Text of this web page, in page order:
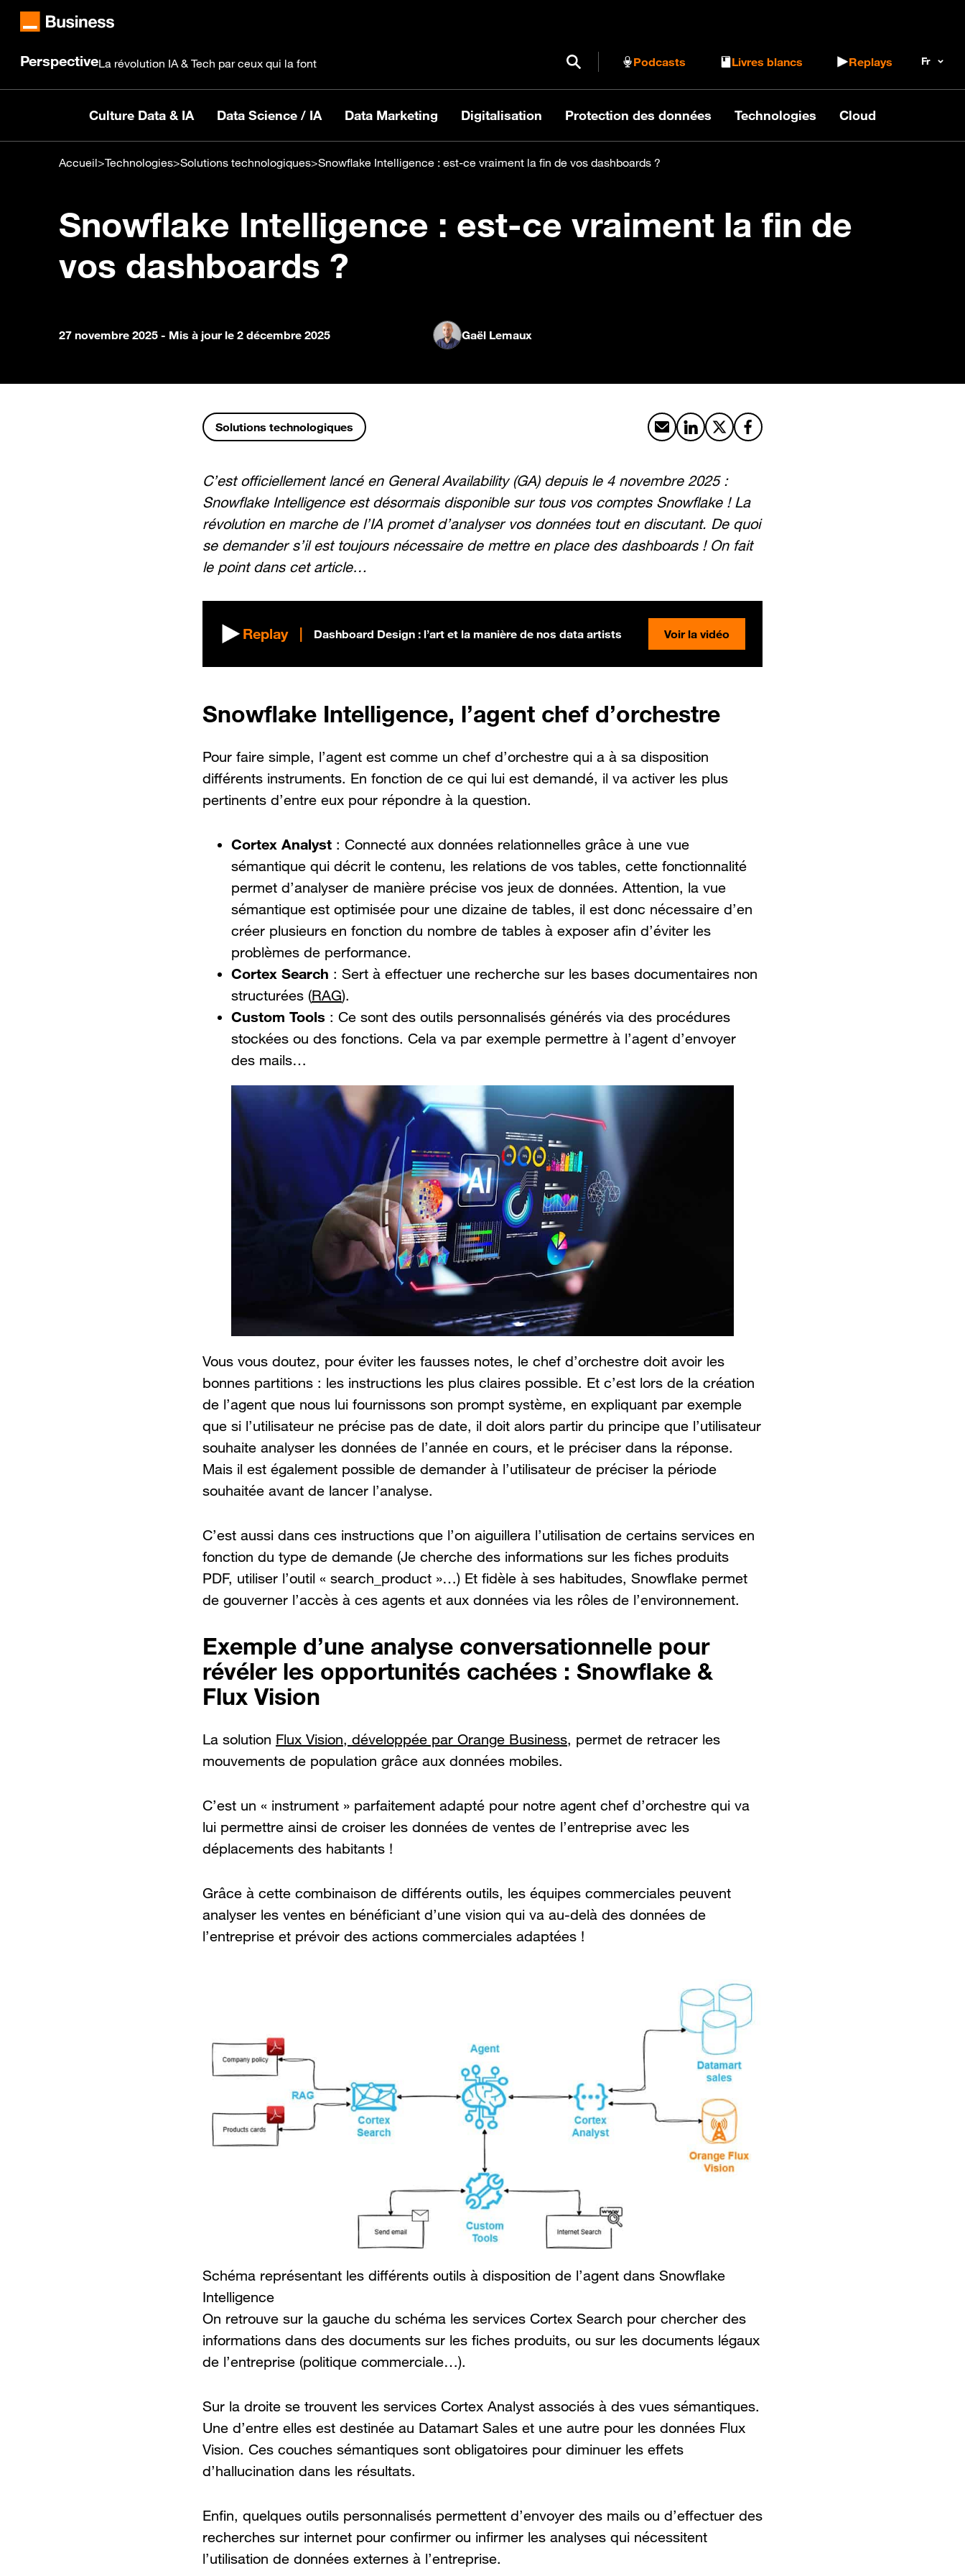
PerspectiveLa révolution IA & Tech par ceux qui la font Ouvrir / Fermer le formulaire de recherche
Podcasts Livres blancs Replays
Culture Data & IA Data Science / IA Data Marketing Digitalisation Protection des données Technologies Cloud
Accueil>Technologies>Solutions technologiques>Snowflake Intelligence : est-ce vraiment la fin de vos dashboards ?
Snowflake Intelligence : est-ce vraiment la fin de
vos dashboards ?
27 novembre 2025 - Mis à jour le 2 décembre 2025 Gaël Lemaux
Solutions technologiques Partager par email
Partager sur LinkedIn
Partager sur X
Partager sur Facebook
C’est officiellement lancé en General Availability (GA) depuis le 4 novembre 2025 :
Snowflake Intelligence est désormais disponible sur tous vos comptes Snowflake ! La
révolution en marche de l’IA promet d’analyser vos données tout en discutant. De quoi
se demander s’il est toujours nécessaire de mettre en place des dashboards ! On fait
le point dans cet article…
Replay Dashboard Design : l’art et la manière de nos data artists Voir la vidéo
Snowflake Intelligence, l’agent chef d’orchestre
Pour faire simple, l’agent est comme un chef d’orchestre qui a à sa disposition
différents instruments. En fonction de ce qui lui est demandé, il va activer les plus
pertinents d’entre eux pour répondre à la question.
Cortex Analyst : Connecté aux données relationnelles grâce à une vue
sémantique qui décrit le contenu, les relations de vos tables, cette fonctionnalité
permet d’analyser de manière précise vos jeux de données. Attention, la vue
sémantique est optimisée pour une dizaine de tables, il est donc nécessaire d’en
créer plusieurs en fonction du nombre de tables à exposer afin d’éviter les
problèmes de performance.
Cortex Search : Sert à effectuer une recherche sur les bases documentaires non
structurées (RAG).
Custom Tools : Ce sont des outils personnalisés générés via des procédures
stockées ou des fonctions. Cela va par exemple permettre à l’agent d’envoyer
des mails…
Vous vous doutez, pour éviter les fausses notes, le chef d’orchestre doit avoir les
bonnes partitions : les instructions les plus claires possible. Et c’est lors de la création
de l’agent que nous lui fournissons son prompt système, en expliquant par exemple
que si l’utilisateur ne précise pas de date, il doit alors partir du principe que l’utilisateur
souhaite analyser les données de l’année en cours, et le préciser dans la réponse.
Mais il est également possible de demander à l’utilisateur de préciser la période
souhaitée avant de lancer l’analyse.
C’est aussi dans ces instructions que l’on aiguillera l’utilisation de certains services en
fonction du type de demande (Je cherche des informations sur les fiches produits
PDF, utiliser l’outil « search_product »…) Et fidèle à ses habitudes, Snowflake permet
de gouverner l’accès à ces agents et aux données via les rôles de l’environnement.
Exemple d’une analyse conversationnelle pour
révéler les opportunités cachées : Snowflake &
Flux Vision
La solution Flux Vision, développée par Orange Business, permet de retracer les
mouvements de population grâce aux données mobiles.
C’est un « instrument » parfaitement adapté pour notre agent chef d’orchestre qui va
lui permettre ainsi de croiser les données de ventes de l’entreprise avec les
déplacements des habitants !
Grâce à cette combinaison de différents outils, les équipes commerciales peuvent
analyser les ventes en bénéficiant d’une vision qui va au-delà des données de
l’entreprise et prévoir des actions commerciales adaptées !
Schéma représentant les différents outils à disposition de l’agent dans Snowflake
Intelligence
On retrouve sur la gauche du schéma les services Cortex Search pour chercher des
informations dans des documents sur les fiches produits, ou sur les documents légaux
de l’entreprise (politique commerciale…).
Sur la droite se trouvent les services Cortex Analyst associés à des vues sémantiques.
Une d’entre elles est destinée au Datamart Sales et une autre pour les données Flux
Vision. Ces couches sémantiques sont obligatoires pour diminuer les effets
d’hallucination dans les résultats.
Enfin, quelques outils personnalisés permettent d’envoyer des mails ou d’effectuer des
recherches sur internet pour confirmer ou infirmer les analyses qui nécessitent
l’utilisation de données externes à l’entreprise.